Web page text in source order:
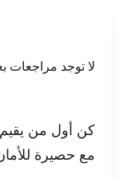
لا توجد مراجعات
كن أول من يقيم
مع حصيرة